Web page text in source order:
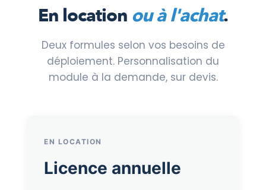
En location ou à l'achat.
Deux formules selon vos besoins de
déploiement. Personnalisation du
module à la demande, sur devis.
EN LOCATION
Licence annuelle